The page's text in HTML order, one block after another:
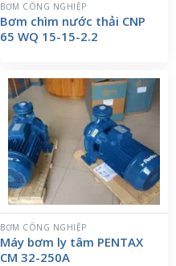
BƠM CÔNG NGHIỆP
Bơm chìm nước thải CNP
65 WQ 15-15-2.2
BƠM CÔNG NGHIỆP
Máy bơm ly tâm PENTAX
CM 32-250A